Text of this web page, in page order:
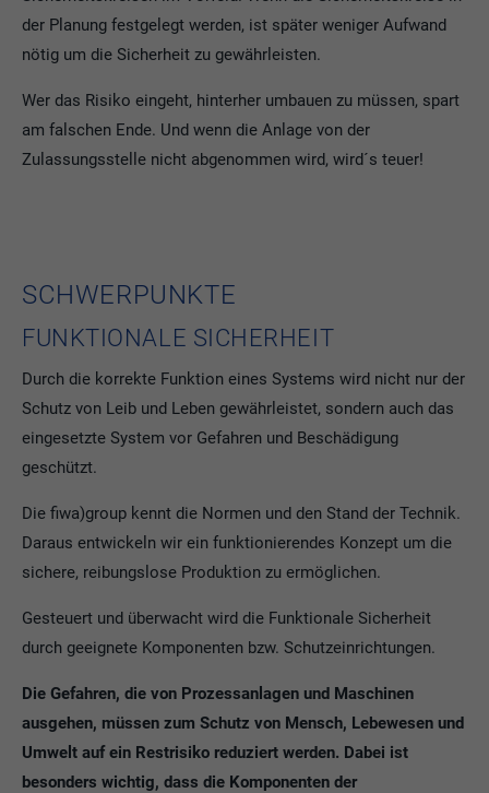
der Planung festgelegt werden, ist später weniger Aufwand
nötig um die Sicherheit zu gewährleisten.
Wer das Risiko eingeht, hinterher umbauen zu müssen, spart
am falschen Ende. Und wenn die Anlage von der
Zulassungsstelle nicht abgenommen wird, wird´s teuer!
SCHWERPUNKTE
FUNKTIONALE SICHERHEIT
Durch die korrekte Funktion eines Systems wird nicht nur der
Schutz von Leib und Leben gewährleistet, sondern auch das
eingesetzte System vor Gefahren und Beschädigung
geschützt.
Die fiwa)group kennt die Normen und den Stand der Technik.
Daraus entwickeln wir ein funktionierendes Konzept um die
sichere, reibungslose Produktion zu ermöglichen.
Gesteuert und überwacht wird die Funktionale Sicherheit
durch geeignete Komponenten bzw. Schutzeinrichtungen.
Die Gefahren, die von Prozessanlagen und Maschinen
ausgehen, müssen zum Schutz von Mensch, Lebewesen und
Umwelt auf ein Restrisiko reduziert werden. Dabei ist
besonders wichtig, dass die Komponenten der